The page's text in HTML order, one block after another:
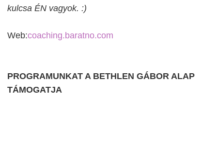
kulcsa ÉN vagyok. :)
Web:coaching.baratno.com
PROGRAMUNKAT A BETHLEN GÁBOR ALAP
TÁMOGATJA